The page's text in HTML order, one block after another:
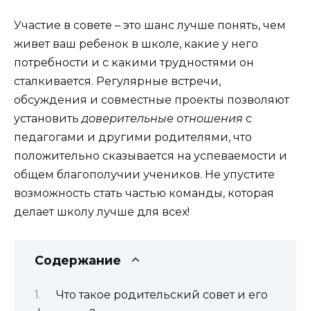
Участие в совете – это шанс лучше понять, чем
живет ваш ребенок в школе, какие у него
потребности и с какими трудностями он
сталкивается. Регулярные встречи,
обсуждения и совместные проекты позволяют
установитьдоверительные отношения с
педагогами и другими родителями, что
положительно сказывается на успеваемости и
общем благополучии учеников. Не упустите
возможность стать частью команды, которая
делает школу лучше для всех!
Содержание
Что такое родительский совет и его